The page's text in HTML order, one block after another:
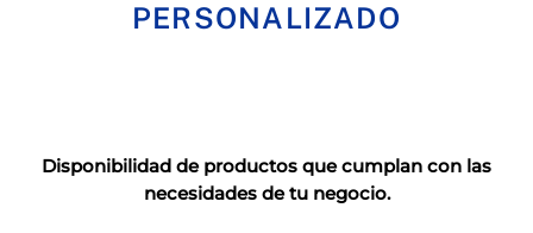
PERSONALIZADO
Disponibilidad de productos que cumplan con las
necesidades de tu negocio.